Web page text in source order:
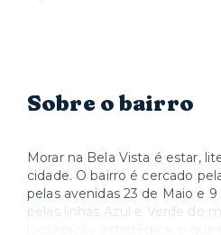
Sobre o bairro
Morar na Bela Vista é estar,
cidade. O bairro é cercado
pelas avenidas 23 de Maio e
pelas linhas Azul e Verde do